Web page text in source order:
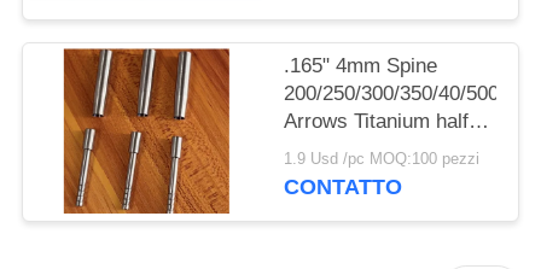
.165" 4mm Spine
200/250/300/350/40/500
Arrows Titanium half
out inserts and Collars
Sleeve
1.9 Usd /pc MOQ:100 pezzi
CONTATTO